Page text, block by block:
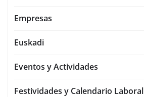
Empresas
Euskadi
Eventos y Actividades
Festividades y Calendario Laboral